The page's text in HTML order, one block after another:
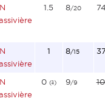
1.5 8/20
1 8/15
0 (1) 9/9